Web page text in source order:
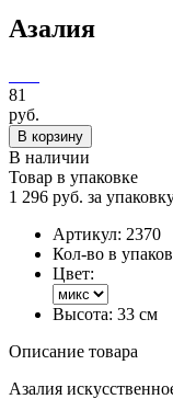
Азалия
81
руб.
В корзину
В наличии
Товар в упаковке
1 296 руб. за
Артикул: 2370
Кол-во в
Цвет:
Высота: 33 см
Описание товара
Азалия